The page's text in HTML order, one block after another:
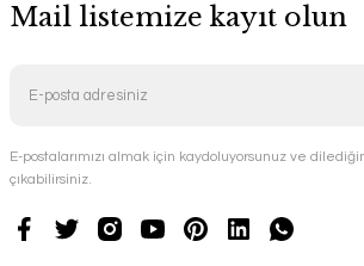
Mail listemize kayıt olun
E-postalarımızı almak için kaydoluyorsunuz ve
çıkabilirsiniz.